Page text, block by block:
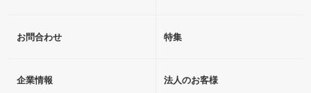
お問合わせ 特集
企業情報 法人のお客様